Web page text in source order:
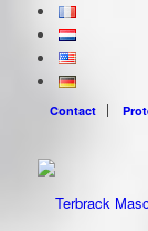
Contact